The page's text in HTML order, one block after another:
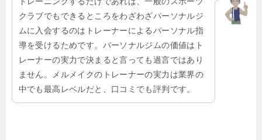
クラブでもできるところをわざわざパーソナルジ
ムに入会するのはトレーナーによるパーソナル指
導を受けるためです。パーソナルジムの価値はト
レーナーの実力で決まると言っても過言ではあり
ません。メルメイクのトレーナーの実力は業界の
中でも最高レベルだと、口コミでも評判です。